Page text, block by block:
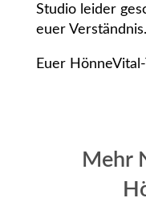
Studio leider
euer Verständnis.
Euer
Mehr